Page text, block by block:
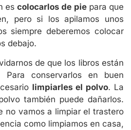
es colocarlos de piepara que
pero si los apilamos unos
siempre deberemos colocar
debajo.
de que los libros están
Para conservarlos en buen
limpiarles el polvo. La
también puede dañarlos.
no vamos a limpiar el trastero
como limpiamos en casa,